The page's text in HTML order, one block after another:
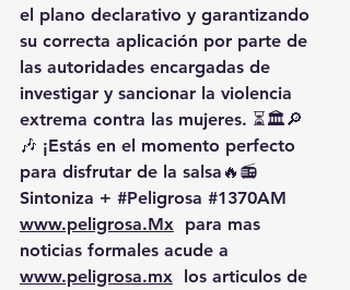
el plano declarativo y garantizando
su correcta aplicación por parte de
las autoridades encargadas de
investigar y sancionar la violencia
extrema contra las mujeres. ⏳🏛️🔎
🎶 ¡Estás en el momento perfecto
para disfrutar de la salsa🔥📻
Sintoniza + #Peligrosa #1370AM
www.peligrosa.Mx para mas
noticias formales acude a
www.peligrosa.mx los articulos de